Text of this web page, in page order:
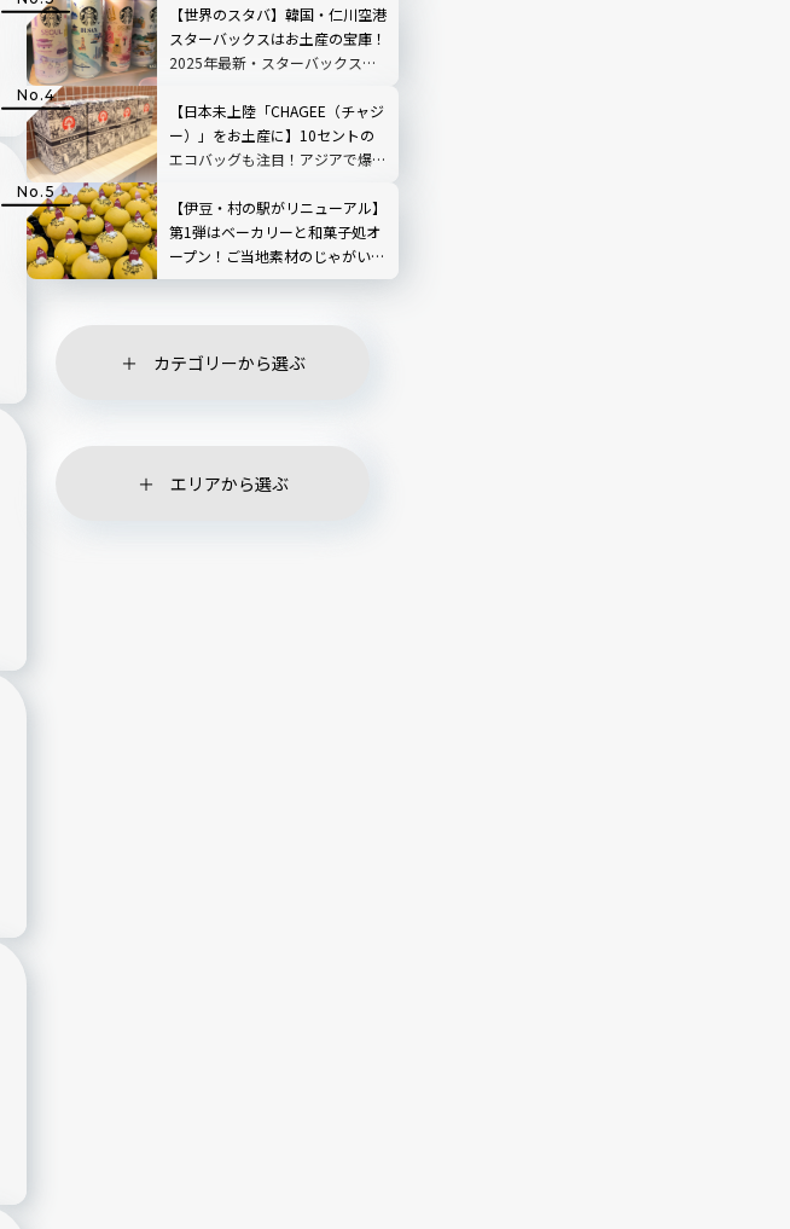
STAND」渋谷にオープン！人気
TOP3も
【世界のスタバ】韓国・仁川空港
スターバックスはお土産の宝庫！
2025年最新・スターバックス限
【日本未上陸「CHAGEE（チャジ
ー）」をお土産に】10セントの
エコバッグも注目！アジアで爆発
｜シンガポール編
【伊豆・村の駅がリニューアル】
第1弾はベーカリーと和菓子処オ
ープン！ご当地素材のじゃがいも
やさつまいもを使ったパン・スイ
カテゴリーから選ぶ
エリアから選ぶ